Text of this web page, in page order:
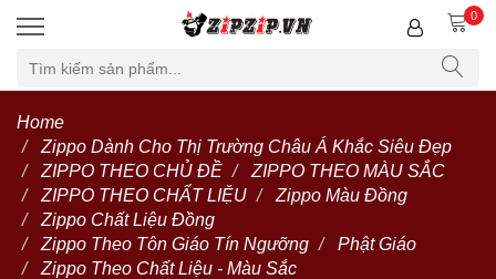
0
Home
Zippo Dành Cho Thị Trường Châu Á Khắc Siêu Đẹp
ZIPPO THEO CHỦ ĐỀ
ZIPPO THEO MÀU SẮC
ZIPPO THEO CHẤT LIỆU
Zippo Màu Đồng
Zippo Chất Liệu Đồng
Zippo Theo Tôn Giáo Tín Ngưỡng
Phật Giáo
Zippo Theo Chất Liệu - Màu Sắc